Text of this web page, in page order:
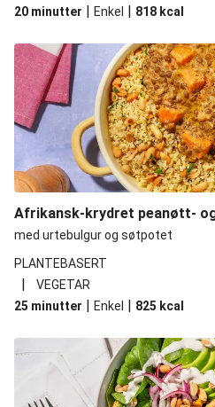
20 minutter | Enkel | 818 kcal
Afrikansk-krydret peanøtt-
med urtebulgur og søtpotet
PLANTEBASERT
| VEGETAR
25 minutter | Enkel | 825 kcal